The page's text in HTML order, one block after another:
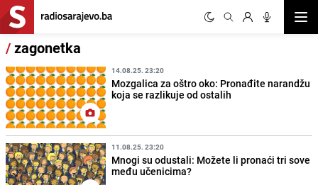
/zagonetka
14.08.25. 23:20
Mozgalica za oštro oko: Pronađite narandžu
koja se razlikuje od ostalih
11.08.25. 23:20
Mnogi su odustali: Možete li pronaći tri sove
među učenicima?